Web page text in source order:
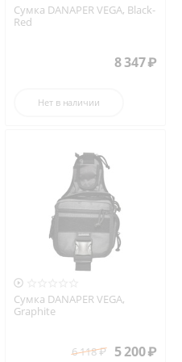
Сумка DANAPER VEGA, Black-
Red
8 347₽
Нет в наличии

Сумка DANAPER VEGA,
Graphite
6 118₽ 5 200₽